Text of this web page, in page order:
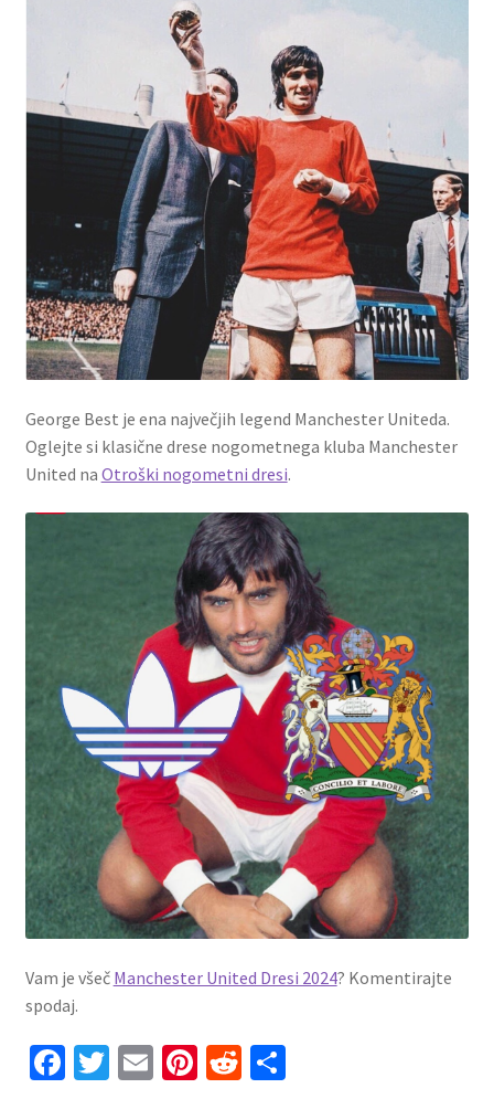
George Best je ena največjih legend Manchester Uniteda.
Oglejte si klasične drese nogometnega kluba Manchester
United na Otroški nogometni dresi.
Vam je všeč Manchester United Dresi 2024? Komentirajte
spodaj.
Fa T E Pi R S